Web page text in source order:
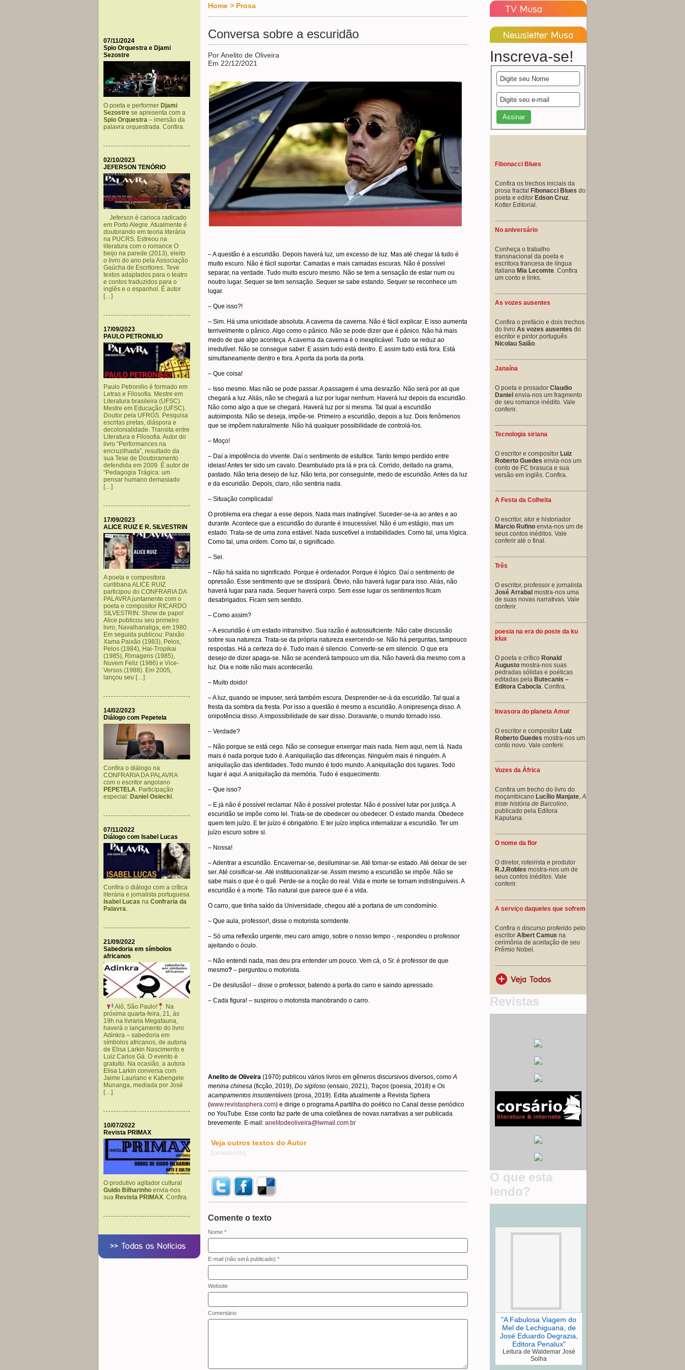
07/11/2024
Spio Orquestra e Djami
Sezostre
O poeta e performer Djami
Sezostre se apresenta com a
Spio Orquestra – imersão da
palavra orquestrada. Confira.
02/10/2023
JEFERSON TENÓRIO
Jeferson é carioca radicado
em Porto Alegre. Atualmente é
doutorando em teoria literária
na PUCRS. Estreou na
literatura com o romance O
beijo na parede (2013), eleito
o livro do ano pela Associação
Gaúcha de Escritores. Teve
textos adaptados para o teatro
e contos traduzidos para o
inglês e o espanhol. É autor
[…]
17/09/2023
PAULO PETRONILIO
Paulo Petronilio é formado em
Letras e Filosofia. Mestre em
Literatura brasileira (UFSC).
Mestre em Educação (UFSC).
Doutor pela UFRGS. Pesquisa
escritas pretas, diáspora e
decolonialidade. Transita entre
Literatura e Filosofia. Autor do
livro “Performances na
encruzilhada”, resultado da
sua Tese de Doutoramento
defendida em 2009. É autor de
“Pedagogia Trágica: um
pensar humano demasiado
[…]
17/09/2023
ALICE RUIZ E R. SILVESTRIN
A poeta e compositora
curitibana ALICE RUIZ
participou do CONFRARIA DA
PALAVRA juntamente com o
poeta e compositor RICARDO
SILVESTRIN. Show de papo!
Alice publicou seu primeiro
livro, Navalhanaliga, em 1980.
Em seguida publicou: Paixão
Xama Paixão (1983), Pelos,
Pelos (1984), Hai-Tropikai
(1985), Rimagens (1985),
Nuvem Feliz (1986) e Vice-
Versos (1988). Em 2005,
lançou seu […]
14/02/2023
Diálogo com Pepetela
Confira o diálogo na
CONFRARIA DA PALAVRA
com o escritor angolano
PEPETELA. Participação
especial: Daniel Osiecki.
07/11/2022
Diálogo com Isabel Lucas
Confira o diálogo com a crítica
literária e jornalista portuguesa
Isabel Lucas na Confraria da
Palavra.
21/09/2022
Sabedoria em símbolos
africanos
Alô, São Paulo!
Na
próxima quarta-feira, 21, às
19h na livraria Megafauna,
haverá o lançamento do livro
Adinkra – sabedoria em
símbolos africanos, de autoria
de Elisa Larkin Nascimento e
Luiz Carlos Gá. O evento é
gratuito. Na ocasião, a autora
Elisa Larkin conversa com
Jaime Lauriano e Kabengele
Munanga, mediada por José
[…]
10/07/2022
Revista PRIMAX
O produtivo agitador cultural
Guido Bilharinho envia-nos
sua Revista PRIMAX. Confira.
Home > Prosa
Conversa sobre a escuridão
Por Anelito de Oliveira
Em 22/12/2021
– A questão é a escuridão. Depois haverá luz, um excesso de luz. Mas até chegar lá tudo é
muito escuro. Não é fácil suportar. Camadas e mais camadas escuras. Não é possível
separar, na verdade. Tudo muito escuro mesmo. Não se tem a sensação de estar num ou
noutro lugar. Sequer se tem sensação. Sequer se sabe estando. Sequer se reconhece um
lugar.
– Que isso?!
– Sim. Há uma unicidade absoluta. A caverna da caverna. Não é fácil explicar. E isso aumenta
terrivelmente o pânico. Algo como o pânico. Não se pode dizer que é pânico. Não há mais
medo de que algo aconteça. A caverna da caverna é o inexplicável. Tudo se reduz ao
irredutível. Não se consegue saber. E assim tudo está dentro. E assim tudo está fora. Está
simultaneamente dentro e fora. A porta da porta da porta.
– Que coisa!
– Isso mesmo. Mas não se pode passar. A passagem é uma desrazão. Não será por ali que
chegará a luz. Aliás, não se chegará a luz por lugar nenhum. Haverá luz depois da escuridão.
Não como algo a que se chegará. Haverá luz por si mesma. Tal qual a escuridão
autoimposta. Não se deseja, impõe-se. Primeiro a escuridão, depois a luz. Dois fenômenos
que se impõem naturalmente. Não há qualquer possibilidade de controlá-los.
– Moço!
– Daí a impotência do vivente. Daí o sentimento de estultice. Tanto tempo perdido entre
ideias! Antes ter sido um cavalo. Deambulado pra lá e pra cá. Corrido, deitado na grama,
pastado. Não teria desejo de luz. Não teria, por conseguinte, medo de escuridão. Antes da luz
e da escuridão. Depois, claro, não sentiria nada.
– Situação complicada!
O problema era chegar a esse depois. Nada mais inatingível. Suceder-se-ia ao antes e ao
durante. Acontece que a escuridão do durante é insucessível. Não é um estágio, mas um
estado. Trata-se de uma zona estável. Nada suscetível a instabilidades. Como tal, uma lógica.
Como tal, uma ordem. Como tal, o significado.
– Sei.
– Não há saída no significado. Porque é ordenador. Porque é lógico. Daí o sentimento de
opressão. Esse sentimento que se dissipará. Óbvio, não haverá lugar para isso. Aliás, não
haverá lugar para nada. Sequer haverá corpo. Sem esse lugar os sentimentos ficam
desabrigados. Ficam sem sentido.
– Como assim?
– A escuridão é um estado intransitivo. Sua razão é autossuficiente. Não cabe discussão
sobre sua natureza. Trata-se da própria natureza exercendo-se. Não há perguntas, tampouco
respostas. Há a certeza do é. Tudo mais é silencio. Converte-se em silencio. O que era
desejo de dizer apaga-se. Não se acenderá tampouco um dia. Não haverá dia mesmo com a
luz. Dia e noite não mais acontecerão.
– Muito doido!
– A luz, quando se impuser, será também escura. Desprender-se-á da escuridão. Tal qual a
fresta da sombra da fresta. Por isso a questão é mesmo a escuridão. A onipresença disso. A
onipotência disso. A impossibilidade de sair disso. Doravante, o mundo tornado isso.
– Verdade?
– Não porque se está cego. Não se consegue enxergar mais nada. Nem aqui, nem lá. Nada
mais é nada porque tudo é. A aniquilação das diferenças. Ninguém mais é ninguém. A
aniquilação das identidades. Todo mundo é todo mundo. A aniquilação dos lugares. Todo
lugar é aqui. A aniquilação da memória. Tudo é esquecimento.
– Que isso?
– E já não é possível reclamar. Não é possível protestar. Não é possível lutar por justiça. A
escuridão se impõe como lei. Trata-se de obedecer ou obedecer. O estado manda. Obedece
quem tem juízo. E ter juízo é obrigatório. E ter juízo implica internalizar a escuridão. Ter um
juízo escuro sobre si.
– Nossa!
– Adentrar a escuridão. Encavernar-se, desiluminar-se. Até tornar-se estado. Até deixar de ser
ser. Até coisificar-se. Até institucionalizar-se. Assim mesmo a escuridão se impõe. Não se
sabe mais o que é o quê. Perde-se a noção do real. Vida e morte se tornam indistinguíveis. A
escuridão é a morte. Tão natural que parece que é a vida.
O carro, que tinha saído da Universidade, chegou até a portaria de um condomínio.
– Que aula, professor!, disse o motorista sorridente.
– Só uma reflexão urgente, meu caro amigo, sobre o nosso tempo -, respondeu o professor
ajeitando o óculo.
– Não entendi nada, mas deu pra entender um pouco. Vem cá, o Sr. é professor de que
mesmo? – perguntou o motorista.
– De desilusão! – disse o professor, batendo a porta do carro e saindo apressado.
– Cada figura! – suspirou o motorista manobrando o carro.
Anelito de Oliveira (1970) publicou vários livros em gêneros discursivos diversos, comoA
menina chinesa (ficção, 2019), Do sigiloso (ensaio, 2021), Traços (poesia, 2018) e Os
acampamentos insustentáveis (prosa, 2019). Edita atualmente a Revista Sphera
(www.revistasphera.com) e dirige o programa A partilha do poético no Canal desse periódico
no YouTube. Esse conto faz parte de uma coletânea de novas narrativas a ser publicada
brevemente. E-mail: anelitodeoliveira@lwmail.com.br
Veja outros textos do Autor
[seriesposts]
Comente o texto
Nome *
E-mail (não será publicado) *
Website
Comentário
Inscreva-se!
Fibonacci Blues
Confira os trechos iniciais da
prosa fractal Fibonacci Blues do
poeta e editor Edson Cruz
Kotter Editorial.
No aniversário
Conheça o trabalho
transnacional da poeta e
escritora francesa de língua
italiana Mia Lecomte . Confira
um conto e links.
As vozes ausentes
Confira o prefácio e dois trechos
do livro As vozes ausentes do
escritor e pintor português
Nicolau Saião
Janaína
O poeta e prosador Claudio
Daniel envia-nos um fragmento
de seu romance inédito. Vale
conferir.
Tecnologia siriana
O escritor e compositor Luiz
Roberto Guedes envia-nos um
conto de FC brasuca e sua
versão em inglês. Confira.
A Festa da Colheita
O escritor, ator e historiador
Marcio Rufino envia-nos um de
seus contos inéditos. Vale
conferir até o final.
Três
O escritor, professor e jornalista
José Arrabal mostra-nos uma
de suas novas narrativas. Vale
conferir.
poesia na era do poste da ku
klux
O poeta e crítico Ronald
Augusto mostra-nos suas
pedradas sólidas e poéticas
editadas pela Butecanis –
Editora Cabocla . Confira.
Invasora do planeta Amor
O escritor e compositor Luiz
Roberto Guedes mostra-nos um
conto novo. Vale conferir.
Vozes da África
Confira um trecho do livro do
moçambicano Lucílio Manjate A
triste história de Barcolino
publicado pela Editora
Kapulana.
O nome da flor
O diretor, roteirista e produtor
R.J.Robles mostra-nos um de
seus contos inéditos. Vale
conferir.
A serviço daqueles que sofrem
Confira o discurso proferido pelo
escritor Albert Camus na
cerimônia de aceitação de seu
Prêmio Nobel.
Revistas
O que esta
lendo?
"A Fabulosa Viagem do
Mel de Lechiguana, de
José Eduardo Degrazia,
Editora Penalux"
Leitura de Waldemar José
Solha